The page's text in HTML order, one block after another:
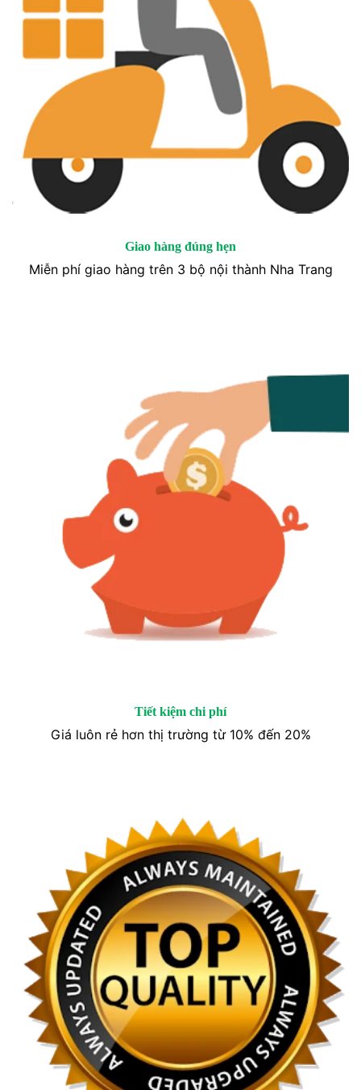
Giao hàng đúng hẹn
Miễn phí giao hàng trên 3 bộ nội thành Nha Trang
Tiết kiệm chi phí
Giá luôn rẻ hơn thị trường từ 10% đến 20%